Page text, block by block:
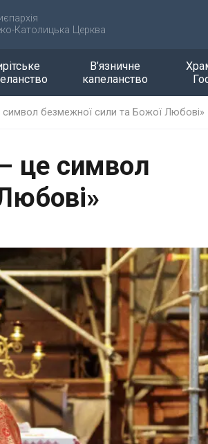
Католицька Церква
В’язничне
капеланство
символ безмежної сили та Божої Любові»
це символ